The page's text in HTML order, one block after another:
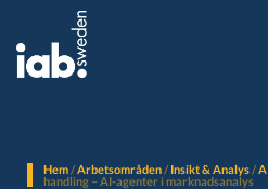
Hem/Arbetsområden/ Insikt & Analys/
handling – AI-agenter i marknadsanalys